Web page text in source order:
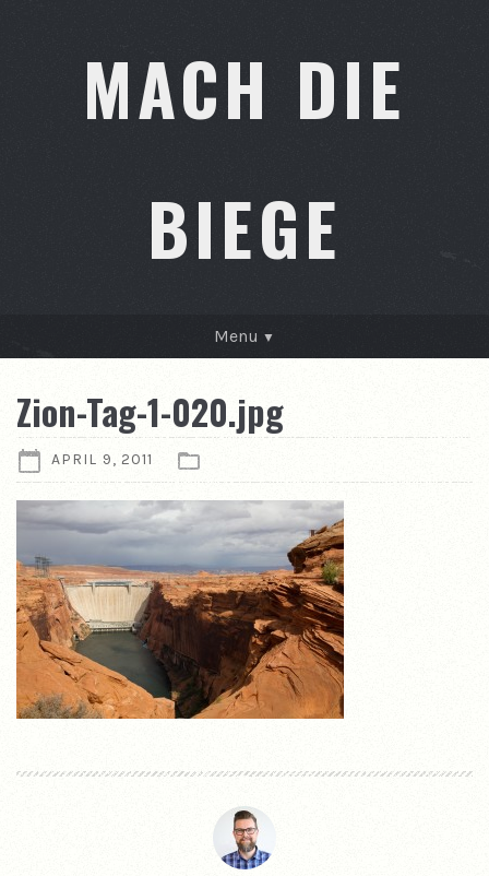
MACH DIE
BIEGE
Menu
KONTAKT
ÜBER MICH
Zion-Tag-1-020.jpg
APRIL 9, 2011